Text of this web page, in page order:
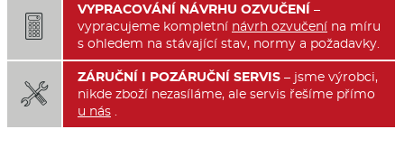

VYPRACOVÁNÍ NÁVRHU OZVUČENÍ –
vypracujeme kompletní návrh ozvučení na míru
s ohledem na stávající stav, normy a požadavky.

ZÁRUČNÍ I POZÁRUČNÍ SERVIS – jsme výrobci,
nikde zboží nezasíláme, ale servis řešíme přímo
u nás .